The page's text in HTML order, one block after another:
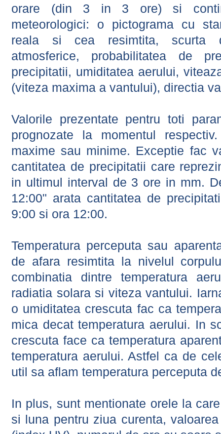
orare (din 3 in 3 ore) si
meteorologici: o pictograma cu
reala si cea resimtita, scurta
atmosferice, probabilitatea de
precipitatii, umiditatea aerului,
(viteza maxima a vantului), directia
Valorile prezentate pentru toti
prognozate la momentul
maxime sau minime. Exceptie fac
cantitatea de precipitatii care
in ultimul interval de 3 ore in mm.
12:00" arata cantitatea de
9:00 si ora 12:00.
Temperatura perceputa sau
de afara resimtita la nivelul
combinatia dintre temperatura
radiatia solara si viteza vantului.
o umiditatea crescuta fac ca
mica decat temperatura aerului. In
crescuta face ca temperatura
temperatura aerului. Astfel ca de
util sa aflam temperatura perceputa
In plus, sunt mentionate orele la
si luna pentru ziua curenta,